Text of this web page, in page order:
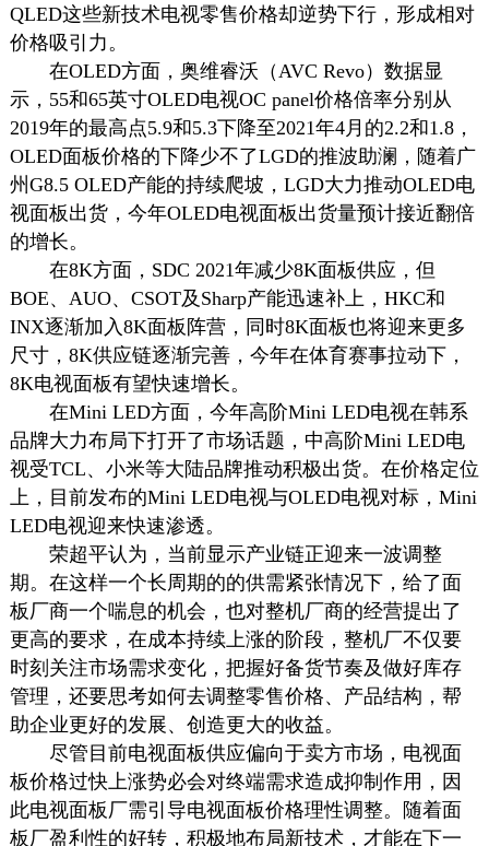
QLED这些新技术电视零售价格却逆势下行，形成相对
价格吸引力。
在OLED方面，奥维睿沃（AVC Revo）数据显
示，55和65英寸OLED电视OC panel价格倍率分别从
2019年的最高点5.9和5.3下降至2021年4月的2.2和1.8，
OLED面板价格的下降少不了LGD的推波助澜，随着广
州G8.5 OLED产能的持续爬坡，LGD大力推动OLED电
视面板出货，今年OLED电视面板出货量预计接近翻倍
的增长。
在8K方面，SDC 2021年减少8K面板供应，但
BOE、AUO、CSOT及Sharp产能迅速补上，HKC和
INX逐渐加入8K面板阵营，同时8K面板也将迎来更多
尺寸，8K供应链逐渐完善，今年在体育赛事拉动下，
8K电视面板有望快速增长。
在Mini LED方面，今年高阶Mini LED电视在韩系
品牌大力布局下打开了市场话题，中高阶Mini LED电
视受TCL、小米等大陆品牌推动积极出货。在价格定位
上，目前发布的Mini LED电视与OLED电视对标，Mini
LED电视迎来快速渗透。
荣超平认为，当前显示产业链正迎来一波调整
期。在这样一个长周期的的供需紧张情况下，给了面
板厂商一个喘息的机会，也对整机厂商的经营提出了
更高的要求，在成本持续上涨的阶段，整机厂不仅要
时刻关注市场需求变化，把握好备货节奏及做好库存
管理，还要思考如何去调整零售价格、产品结构，帮
助企业更好的发展、创造更大的收益。
尽管目前电视面板供应偏向于卖方市场，电视面
板价格过快上涨势必会对终端需求造成抑制作用，因
此电视面板厂需引导电视面板价格理性调整。随着面
板厂盈利性的好转，积极地布局新技术，才能在下一